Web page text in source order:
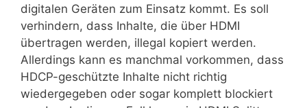
digitalen Geräten zum Einsatz kommt. Es soll
verhindern, dass Inhalte, die über HDMI
übertragen werden, illegal kopiert werden.
Allerdings kann es manchmal vorkommen, dass
HDCP-geschützte Inhalte nicht richtig
wiedergegeben oder sogar komplett blockiert